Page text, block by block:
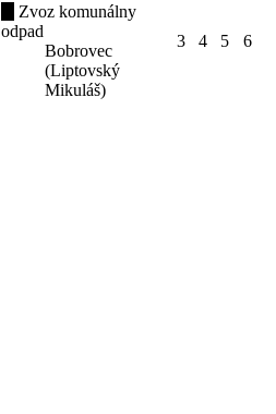
Zvoz komunálny
odpad
Bobrovec
(Liptovský
Mikuláš)
3 4 5 6